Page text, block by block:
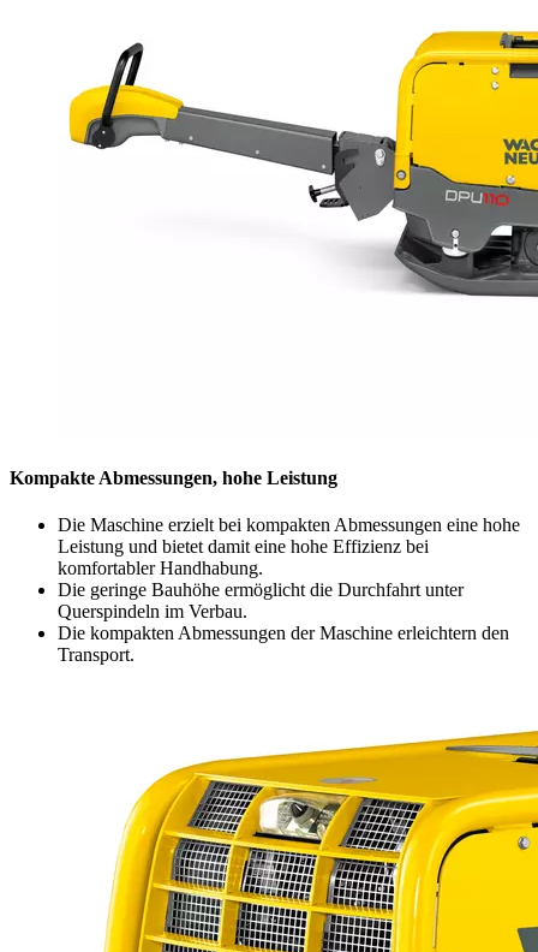
Kompakte Abmessungen, hohe Leistung
Die Maschine erzielt bei kompakten Abmessungen eine hohe
Leistung und bietet damit eine hohe Effizienz bei
komfortabler Handhabung.
Die geringe Bauhöhe ermöglicht die Durchfahrt unter
Querspindeln im Verbau.
Die kompakten Abmessungen der Maschine erleichtern den
Transport.